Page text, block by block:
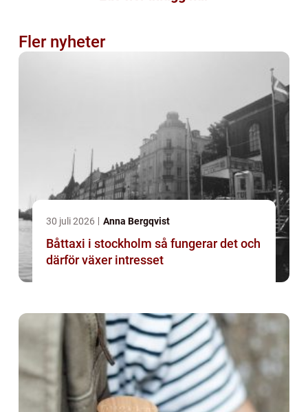
Fler nyheter
30 juli 2026 Anna Bergqvist
Båttaxi i stockholm så fungerar det och
därför växer intresset